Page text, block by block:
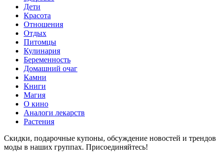
Дети
Красота
Отношения
Отдых
Питомцы
Кулинария
Беременность
Домашний очаг
Камни
Книги
Магия
О кино
Аналоги лекарств
Растения
Скидки, подарочные купоны, обсуждение новостей и трендов
моды в наших группах. Присоединяйтесь!